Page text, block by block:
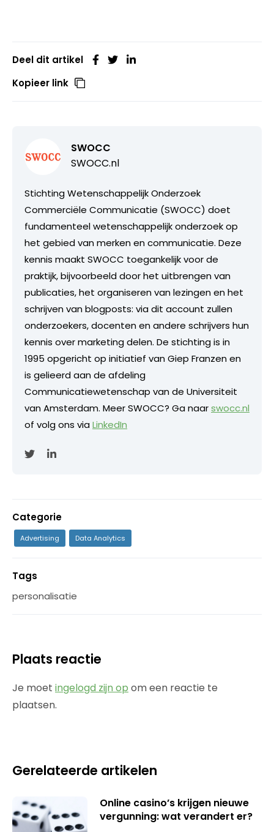
Deel dit artikel
Kopieer link
SWOCC
SWOCC.nl
Stichting Wetenschappelijk Onderzoek
Commerciële Communicatie (SWOCC) doet
fundamenteel wetenschappelijk onderzoek op
het gebied van merken en communicatie. Deze
kennis maakt SWOCC toegankelijk voor de
praktijk, bijvoorbeeld door het uitbrengen van
publicaties, het organiseren van lezingen en het
schrijven van blogposts: via dit account zullen
onderzoekers, docenten en andere schrijvers hun
kennis over marketing delen. De stichting is in
1995 opgericht op initiatief van Giep Franzen en
is gelieerd aan de afdeling
Communicatiewetenschap van de Universiteit
van Amsterdam. Meer SWOCC? Ga naarswocc.nl
of volg ons viaLinkedIn
Categorie
Advertising Data Analytics
Tags
personalisatie
Plaats reactie
Je moet ingelogd zijn op om een reactie te
plaatsen.
Gerelateerde artikelen
Online casino’s krijgen nieuwe
vergunning: wat verandert er?